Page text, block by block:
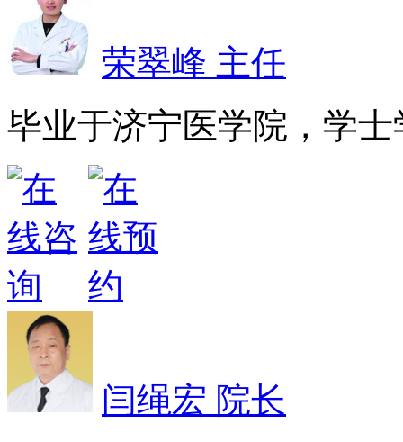
荣翠峰 主任
毕业于济宁医学院，学
闫绳宏 院长